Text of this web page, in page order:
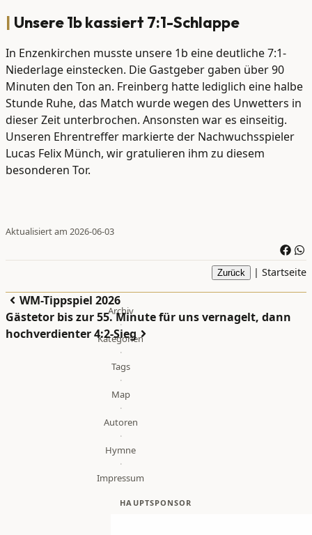
Unsere 1b kassiert 7:1-Schlappe
In Enzenkirchen musste unsere 1b eine deutliche 7:1-
Niederlage einstecken. Die Gastgeber gaben über 90
Minuten den Ton an. Freinberg hatte lediglich eine halbe
Stunde Ruhe, das Match wurde wegen des Unwetters in
dieser Zeit unterbrochen. Ansonsten war es einseitig.
Unseren Ehrentreffer markierte der Nachwuchsspieler
Lucas Felix Münch, wir gratulieren ihm zu diesem
besonderen Tor.
Aktualisiert am 2026-06-03
Zurück | Startseite
WM-Tippspiel 2026
Gästetor bis zur 55. Minute für uns vernagelt, dann
hochverdienter 4:2-Sieg
Archiv
·
Kategorien
·
Tags
·
Map
·
Autoren
·
Hymne
·
Impressum
HAUPTSPONSOR